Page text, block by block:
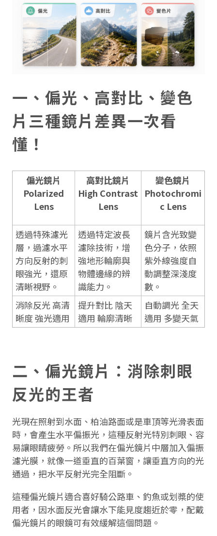
一、偏光、高對比、變色
片三種鏡片差異一次看
懂！
偏光鏡片
Polarized
Lens
高對比鏡片
High Contrast
Lens
變色鏡片
Photochromi
c Lens
透過特殊濾光
層，過濾水平
方向反射的刺
眼強光，還原
清晰視野。
透過特定波長
濾除技術，增
強地形輪廓與
物體邊緣的辨
識能力。
鏡片含光致變
色分子，依照
紫外線強度自
動調整深淺度
數。
消除反光 高清
晰度 強光適用
提升對比 陰天
適用 輪廓清晰
自動調光 全天
適用 多變天氣
二、偏光鏡片：消除刺眼
反光的王者
光現在照射到水面、柏油路面或是車頂等光滑表面
時，會產生水平偏振光，這種反射光特別刺眼、容
易讓眼睛疲勞。所以我們在偏光鏡片中層加入偏振
濾光膜，就像一道垂直的百葉窗，讓垂直方向的光
通過，把水平反射光完全阻斷。
這種偏光鏡片適合喜好騎公路車、釣魚或划槳的使
用者，因水面反光會讓水下能見度趨近於零，配戴
偏光鏡片的眼鏡可有效緩解這個問題。